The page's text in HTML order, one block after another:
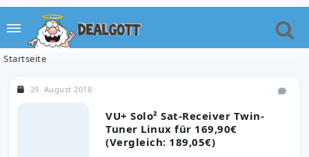
Startseite
VU+ Solo² Sat-Receiver Twin-
Tuner Linux für 169,90€
(Vergleich: 189,05€)
29. August 2018